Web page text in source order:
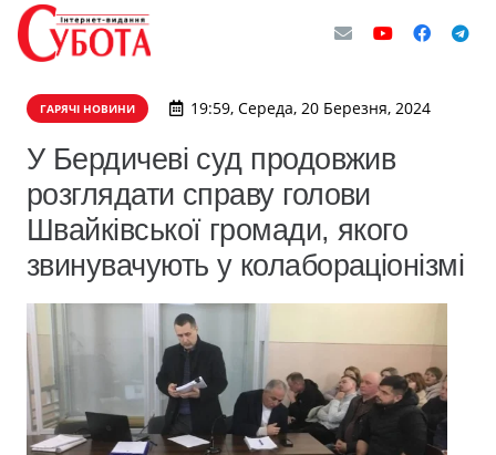
ГАРЯЧІ НОВИНИ 19:59, Середа, 20 Березня, 2024
У Бердичеві суд продовжив
розглядати справу голови
Швайківської громади, якого
звинувачують у колабораціонізмі